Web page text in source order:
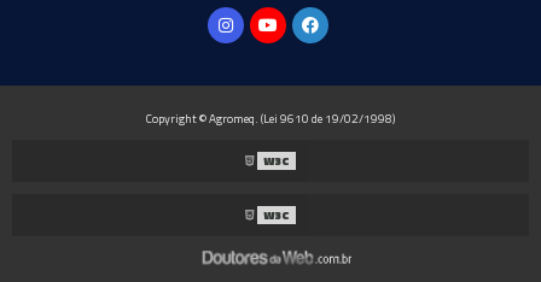
Copyright © Agromeq. (Lei 9610 de 19/02/1998)
W3C
W3C